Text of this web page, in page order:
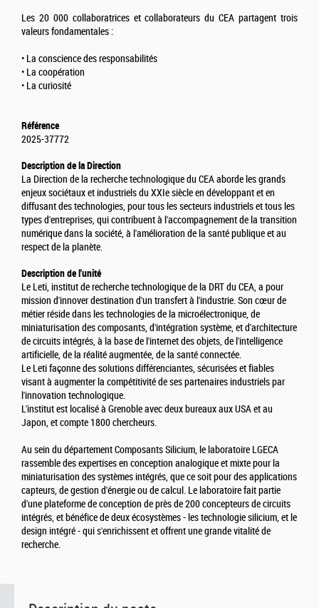
Les 20 000 collaboratrices et collaborateurs du CEA partagent trois
valeurs fondamentales :
• La conscience des responsabilités
• La coopération
• La curiosité
Référence
2025-37772
Description de la Direction
La Direction de la recherche technologique du CEA aborde les grands
enjeux sociétaux et industriels du XXIe siècle en développant et en
diffusant des technologies, pour tous les secteurs industriels et tous les
types d'entreprises, qui contribuent à l'accompagnement de la transition
numérique dans la société, à l'amélioration de la santé publique et au
respect de la planète.
Description de l'unité
Le Leti, institut de recherche technologique de la DRT du CEA, a pour
mission d'innover destination d'un transfert à l'industrie. Son cœur de
métier réside dans les technologies de la microélectronique, de
miniaturisation des composants, d'intégration système, et d'architecture
de circuits intégrés, à la base de l'internet des objets, de l'intelligence
artificielle, de la réalité augmentée, de la santé connectée.
Le Leti façonne des solutions différenciantes, sécurisées et fiables
visant à augmenter la compétitivité de ses partenaires industriels par
l'innovation technologique.
L'institut est localisé à Grenoble avec deux bureaux aux USA et au
Japon, et compte 1800 chercheurs.
Au sein du département Composants Silicium, le laboratoire LGECA
rassemble des expertises en conception analogique et mixte pour la
miniaturisation des systèmes intégrés, que ce soit pour des applications
capteurs, de gestion d'énergie ou de calcul. Le laboratoire fait partie
d'une plateforme de conception de près de 200 concepteurs de circuits
intégrés, et bénéfice de deux écosystèmes - les technologie silicium, et le
design intégré - qui s'enrichissent et offrent une grande vitalité de
recherche.